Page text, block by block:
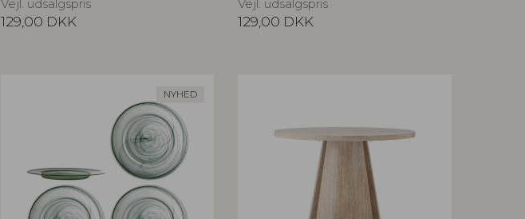
Vejl. udsalgspris
129,00 DKK
Vejl. udsalgspris
129,00 DKK
NYHED